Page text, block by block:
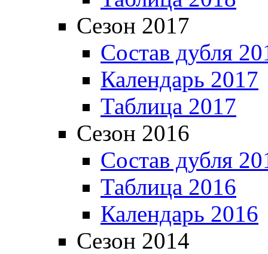
Сезон 2017
Состав дубля
Календарь 2017
Таблица 2017
Сезон 2016
Состав дубля
Таблица 2016
Календарь 2016
Сезон 2014